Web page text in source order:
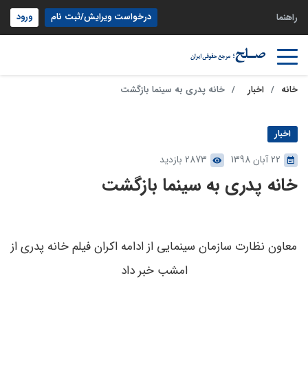
راهنما درخواست ویرایش/ثبت نام ورود
خانه اخبار خانه پدری به سینما بازگشت
اخبار
22 آبان 1398 2873 بازدید
خانه پدری به سینما بازگشت
معاون نظارت سازمان سینمایی از ادامه اکران فیلم خانه پدری از
امشب خبر داد